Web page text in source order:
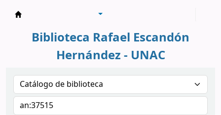
Biblioteca Rafael Escandón
Hernández - UNAC